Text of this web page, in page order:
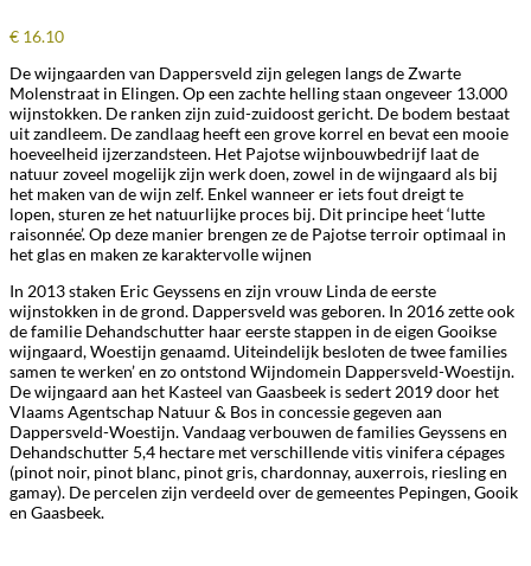
€ 16.10
De wijngaarden van Dappersveld zijn gelegen langs de Zwarte
Molenstraat in Elingen. Op een zachte helling staan ongeveer 13.000
wijnstokken. De ranken zijn zuid-zuidoost gericht. De bodem bestaat
uit zandleem. De zandlaag heeft een grove korrel en bevat een mooie
hoeveelheid ijzerzandsteen. Het Pajotse wijnbouwbedrijf laat de
natuur zoveel mogelijk zijn werk doen, zowel in de wijngaard als bij
het maken van de wijn zelf. Enkel wanneer er iets fout dreigt te
lopen, sturen ze het natuurlijke proces bij. Dit principe heet ‘lutte
raisonnée’. Op deze manier brengen ze de Pajotse terroir optimaal in
het glas en maken ze karaktervolle wijnen
In 2013 staken Eric Geyssens en zijn vrouw Linda de eerste
wijnstokken in de grond. Dappersveld was geboren. In 2016 zette ook
de familie Dehandschutter haar eerste stappen in de eigen Gooikse
wijngaard, Woestijn genaamd. Uiteindelijk besloten de twee families
samen te werken’ en zo ontstond Wijndomein Dappersveld-Woestijn.
De wijngaard aan het Kasteel van Gaasbeek is sedert 2019 door het
Vlaams Agentschap Natuur & Bos in concessie gegeven aan
Dappersveld-Woestijn. Vandaag verbouwen de families Geyssens en
Dehandschutter 5,4 hectare met verschillende vitis vinifera cépages
(pinot noir, pinot blanc, pinot gris, chardonnay, auxerrois, riesling en
gamay). De percelen zijn verdeeld over de gemeentes Pepingen, Gooik
en Gaasbeek.